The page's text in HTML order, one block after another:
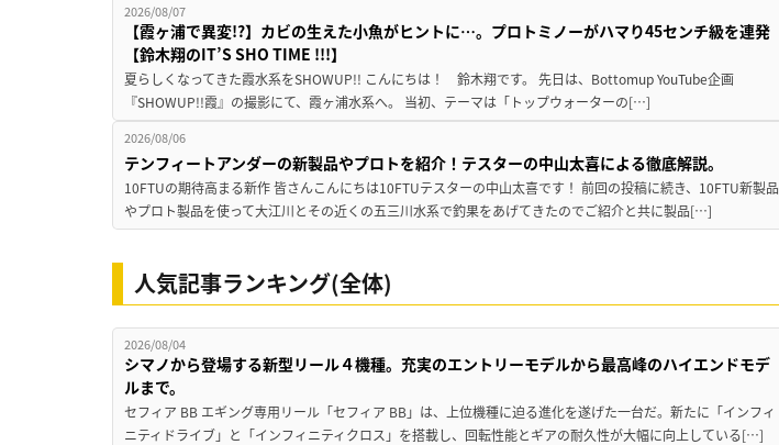
2026/08/07
【霞ヶ浦で異変!?】カビの生えた小魚がヒントに…。プロトミノーがハマり45センチ級を連発
【鈴木翔のIT’S SHO TIME !!!】
夏らしくなってきた霞水系をSHOWUP!! こんにちは！ 鈴木翔です。 先日は、Bottomup YouTube企画
『SHOWUP!!霞』の撮影にて、霞ヶ浦水系へ。 当初、テーマは「トップウォーターの[…]
2026/08/06
テンフィートアンダーの新製品やプロトを紹介！テスターの中山太喜による徹底解説。
10FTUの期待高まる新作 皆さんこんにちは10FTUテスターの中山太喜です！ 前回の投稿に続き、10FTU新製品
やプロト製品を使って大江川とその近くの五三川水系で釣果をあげてきたのでご紹介と共に製品[…]
人気記事ランキング(全体)
2026/08/04
シマノから登場する新型リール４機種。充実のエントリーモデルから最高峰のハイエンドモデ
ルまで。
セフィア BB エギング専用リール「セフィア BB」は、上位機種に迫る進化を遂げた一台だ。新たに「インフィ
ニティドライブ」と「インフィニティクロス」を搭載し、回転性能とギアの耐久性が大幅に向上している[…]